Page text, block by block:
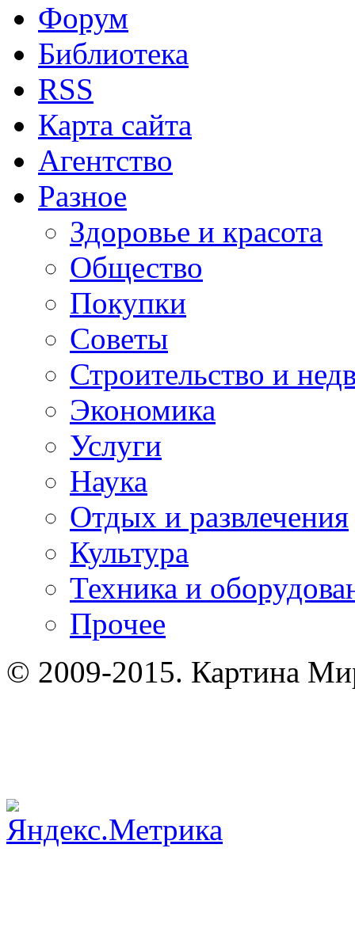
Форум
Библиотека
RSS
Карта сайта
Агентство
Разное
Здоровье и красота
Общество
Покупки
Советы
Строительство и
Экономика
Услуги
Наука
Отдых и развлечения
Культура
Техника и
Прочее
© 2009-2015. Картина